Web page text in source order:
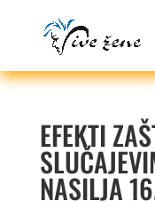
EFEKTI
NASILJA